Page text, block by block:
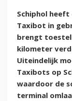
Schiphol
Taxibot in
brengt
kilometer
Uiteindelijk
Taxibots op
waardoor de
terminal